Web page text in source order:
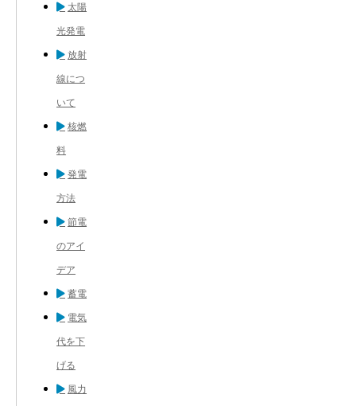
太陽
光発電
放射
線につ
いて
核燃
料
発電
方法
節電
のアイ
デア
蓄電
電気
代を下
げる
風力